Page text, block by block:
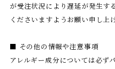
が受注状況により遅延が発生す
くださいますようお願い申し上
■ その他の情報や注意事項
アレルギー成分については必ず